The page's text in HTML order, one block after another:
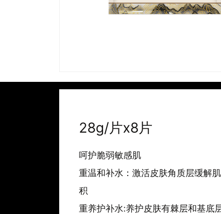
28g/片x8片
呵护脆弱敏感肌
重温和补水：激活皮肤角质层缓解
积
重养护补水:养护皮肤有棘层和基底